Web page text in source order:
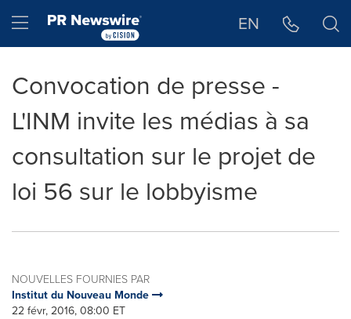
Hamburger menu EN
Convocation de presse -
L'INM invite les médias à sa
consultation sur le projet de
loi 56 sur le lobbyisme
NOUVELLES FOURNIES PAR
Institut du Nouveau Monde
22 févr, 2016, 08:00 ET